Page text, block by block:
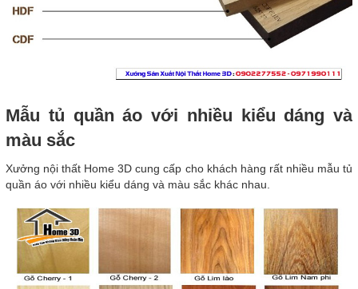
Mẫu tủ quần áo với nhiều kiểu dáng và
màu sắc
Xưởng nội thất Home 3D cung cấp cho khách hàng rất nhiều mẫu tủ
quần áo với nhiều kiểu dáng và màu sắc khác nhau.